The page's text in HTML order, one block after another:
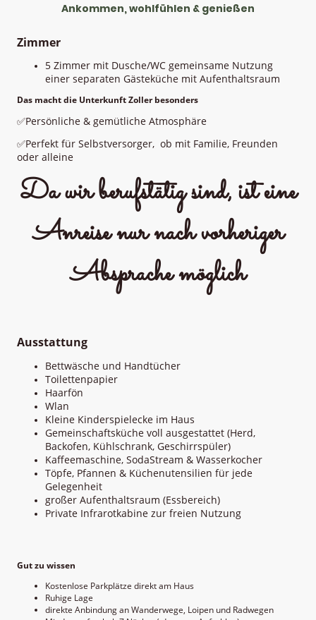
Ankommen, wohlfühlen & genießen
Zimmer
5 Zimmer mit Dusche/WC gemeinsame Nutzung
einer separaten Gästeküche mit Aufenthaltsraum
Das macht die Unterkunft Zoller besonders
✅Persönliche & gemütliche Atmosphäre
✅Perfekt für Selbstversorger, ob mit Familie, Freunden
oder alleine
Da wir berufstätig sind, ist eine
Anreise nur nach vorheriger
Absprache möglich
Ausstattung
Bettwäsche und Handtücher
Toilettenpapier
Haarfön
Wlan
Kleine Kinderspielecke im Haus
Gemeinschaftsküche voll ausgestattet (Herd,
Backofen, Kühlschrank, Geschirrspüler)
Kaffeemaschine, SodaStream & Wasserkocher
Töpfe, Pfannen & Küchenutensilien für jede
Gelegenheit
großer Aufenthaltsraum (Essbereich)
Private Infrarotkabine zur freien Nutzung
Gut zu wissen
Kostenlose Parkplätze direkt am Haus
Ruhige Lage
direkte Anbindung an Wanderwege, Loipen und Radwegen